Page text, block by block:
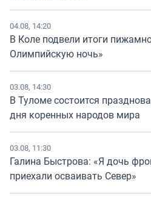
04.08, 14:20
В Коле подвели итоги
Олимпийскую ночь»
03.08, 14:30
В Туломе состоится
дня коренных народов мира
03.08, 11:30
Галина Быстрова: «Я дочь
приехали осваивать Север»